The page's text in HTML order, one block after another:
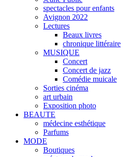
spectacles pour enfants
Avignon 2022
Lectures
Beaux livres
chronique littéraire
MUSIQUE
Concert
Concert de jazz
Comédie muicale
Sorties cinéma
art urbain
Exposition photo
BEAUTE
médecine esthétique
Parfums
MODE
Boutiques